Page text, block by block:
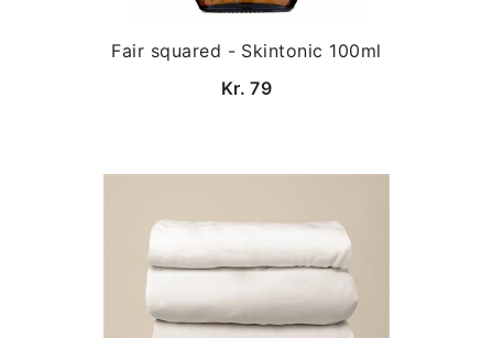
Fair squared - Skintonic 100ml
Kr. 79